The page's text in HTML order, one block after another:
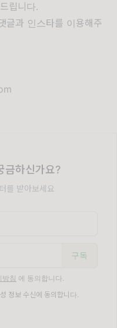
립니다.
글과 인스타를 이용해주
금하신가요?
를 받아보세요
방침 에 동의합니다.
정보 수신에 동의합니다.